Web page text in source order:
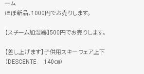
ーム
ほぼ新品、1000円でお売りします。
【スチーム加湿器】500円でお売りします。
【差し上げます】子供用スキーウェア上下
（DESCENTE 140㎝）